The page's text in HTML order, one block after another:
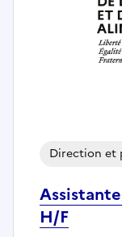
H/F
Direction et